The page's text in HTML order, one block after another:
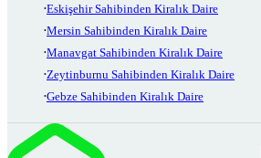
Eskişehir Sahibinden Kiralık Daire
Mersin Sahibinden Kiralık Daire
Manavgat Sahibinden Kiralık Daire
Zeytinburnu Sahibinden Kiralık Daire
Gebze Sahibinden Kiralık Daire